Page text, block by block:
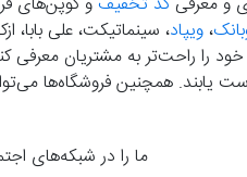
، ویپاد، سینماتیکت، علی
راحت‌تر به مشتریان معرفی
همچنین فروشگاه‌ها
ما را در شبکه‌های